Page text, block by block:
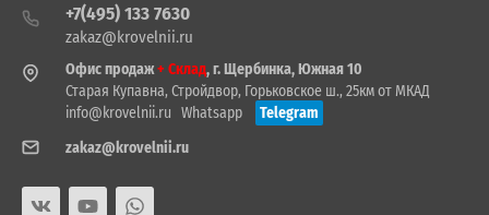
+7(495) 133 7630
zakaz@krovelnii.ru
Офис продаж+ Склад, г. Щербинка, Южная 10
Старая Купавна, Стройдвор, Горьковское ш., 25км от МКАД
info@krovelnii.ru Whatsapp
Telegram
zakaz@krovelnii.ru